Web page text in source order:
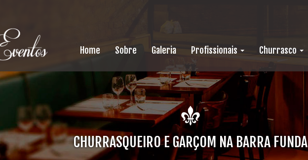
Home Sobre Galeria Profissionais Churrasco
CHURRASQUEIRO E GARÇOM NA BARRA FUNDA